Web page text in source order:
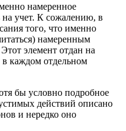
намеренное
на учет. К сожалению, в
того, что именно
намеренным
элемент отдан на
в каждом отдельном
бы условно подробное
действий описано
и нередко оно